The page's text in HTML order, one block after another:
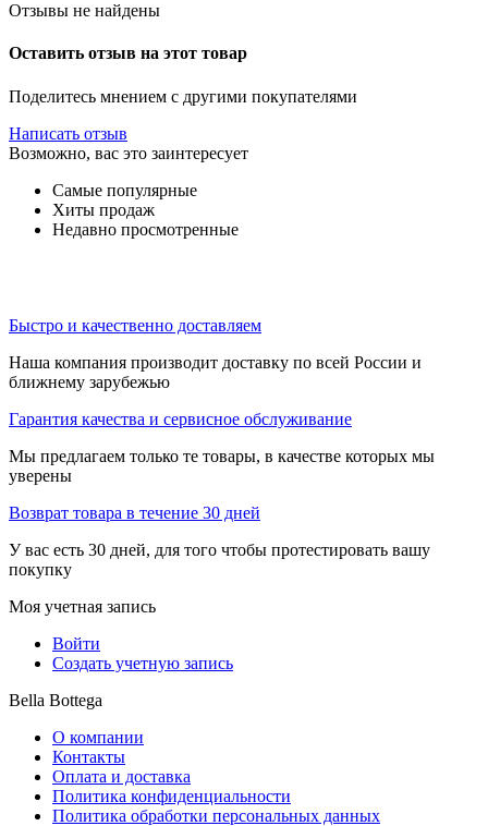
Отзывы не найдены
Оставить отзыв на этот товар
Поделитесь мнением с другими покупателями
Написать отзыв
Возможно, вас это заинтересует
Самые популярные
Хиты продаж
Недавно просмотренные
Быстро и качественно доставляем
Наша компания производит доставку по всей России и
ближнему зарубежью
Гарантия качества и сервисное обслуживание
Мы предлагаем только те товары, в качестве которых мы
уверены
Возврат товара в течение 30 дней
У вас есть 30 дней, для того чтобы протестировать вашу
покупку
Моя учетная запись
Войти
Создать учетную запись
Bella Bottega
О компании
Контакты
Оплата и доставка
Политика конфиденциальности
Политика обработки персональных данных